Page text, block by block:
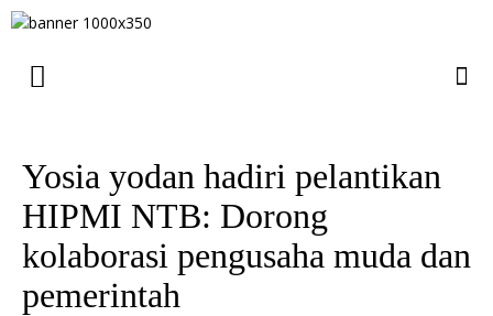
Yosia yodan hadiri pelantikan
HIPMI NTB: Dorong
kolaborasi pengusaha muda dan
pemerintah